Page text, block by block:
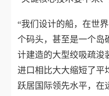
“我们设计的船，在世
个码头，甚至是一个岛
计建造的大型绞吸疏浚
进口相比大大缩短了平
跃居国际领先水平，在